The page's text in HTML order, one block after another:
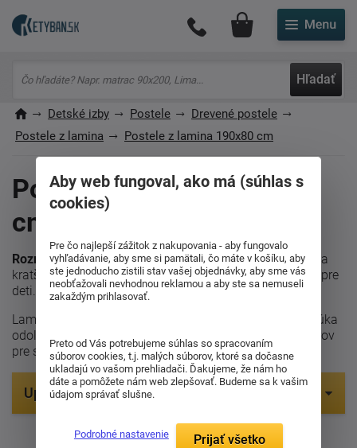
Hľadať
Môj účet
Detské izby Postele
Drevené postele
Postele z lamina
Postele z lamina 190x80 cm
Postele z lamina 190x80
cm
Rozmer 190x80 cm postelí z laminapredstavuje užšiu a
kratšiu variantu postele, ktorá je predovšetkým vhodná pre
deti.
Lamino je cenovo dostupný materiál, ktorý navyše ponúka
odolnosť proti poškriabaniu a širokú škálu farieb a vzorov
pre skvelé začlenenie do vášho interiéru.
Upresniť parametre
Položiek na zobrazenie:
Aby web fungoval, ako má (súhlas s
cookies)
Pre čo najlepší zážitok z nakupovania - aby fungovalo
vyhľadávanie, aby sme si pamätali, čo máte v košíku, aby
ste jednoducho zistili stav vašej objednávky, aby sme vás
neobťažovali nevhodnou reklamou a aby ste sa nemuseli
zakaždým prihlasovať.
Preto od Vás potrebujeme súhlas so spracovaním
súborov cookies, t.j. malých súborov, ktoré sa dočasne
ukladajú vo vašom prehliadači. Ďakujeme, že nám ho
dáte a pomôžete nám web zlepšovať. Budeme sa k vašim
údajom správať slušne.
Podrobné nastavenie Prijať všetko